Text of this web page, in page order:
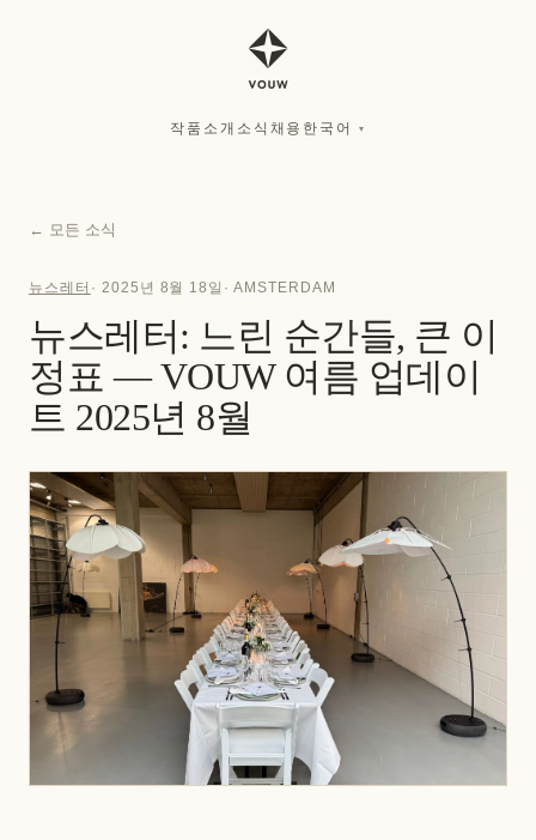
작품 소개 소식 채용 한국어 ▾
← 모든 소식
뉴스레터 · 2025년 8월 18일 ·AMSTERDAM
뉴스레터: 느린 순간들, 큰 이
정표 — VOUW 여름 업데이
트 2025년 8월